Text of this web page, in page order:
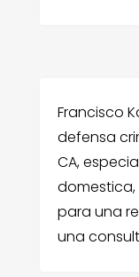
Francisco
defensa
CA,
domestica,
para una
una